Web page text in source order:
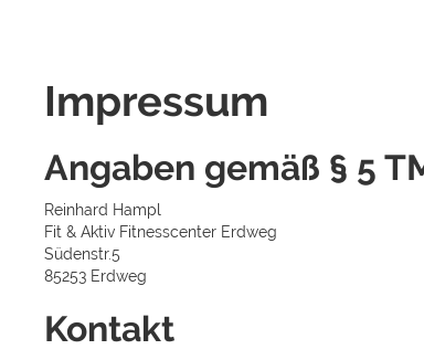
Impressum
Angaben gemäß § 5
Reinhard Hampl
Fit & Aktiv Fitnesscenter Erdweg
Südenstr.5
85253 Erdweg
Kontakt